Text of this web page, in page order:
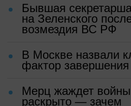
Бывшая
на Зеленского
возмездия ВС РФ
В Москве назвали
фактор
Мерц жаждет
раскрыто — зачем